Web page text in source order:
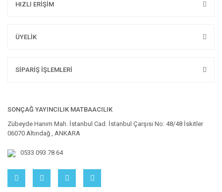
HIZLI ERİŞİM
ÜYELİK
SİPARİŞ İŞLEMLERİ
SONÇAĞ YAYINCILIK MATBAACILIK
Zübeyde Hanım Mah. İstanbul Cad. İstanbul Çarşısı No: 48/48 İskitler
06070 Altındağ , ANKARA
0533 093 78 64